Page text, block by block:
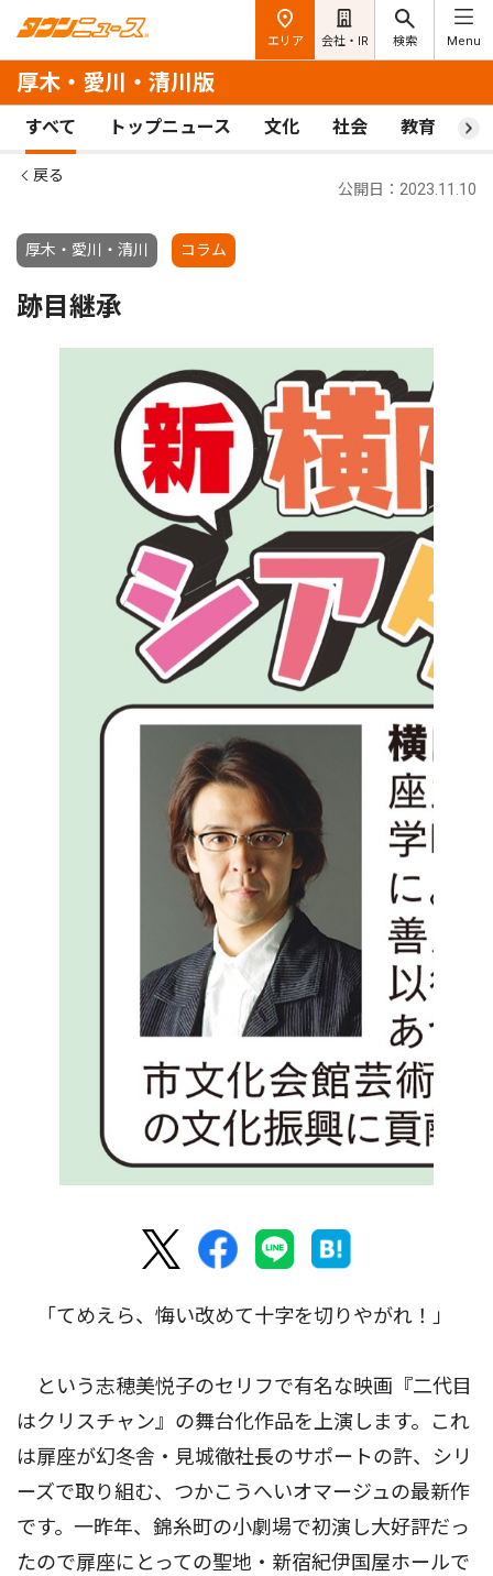
エリア 会社・IR 検索 Menu
厚木・愛川・清川版
すべて トップニュース 文化 社会 教育 ス
戻る
厚木・愛川・清川 コラム
公開日：2023.11.10
跡目継承
「てめえら、悔い改めて十字を切りやがれ！」
という志穂美悦子のセリフで有名な映画『二代目
はクリスチャン』の舞台化作品を上演します。これ
は扉座が幻冬舎・見城徹社長のサポートの許、シリ
ーズで取り組む、つかこうへいオマージュの最新作
です。一昨年、錦糸町の小劇場で初演し大好評だっ
たので扉座にとっての聖地・新宿紀伊国屋ホールで